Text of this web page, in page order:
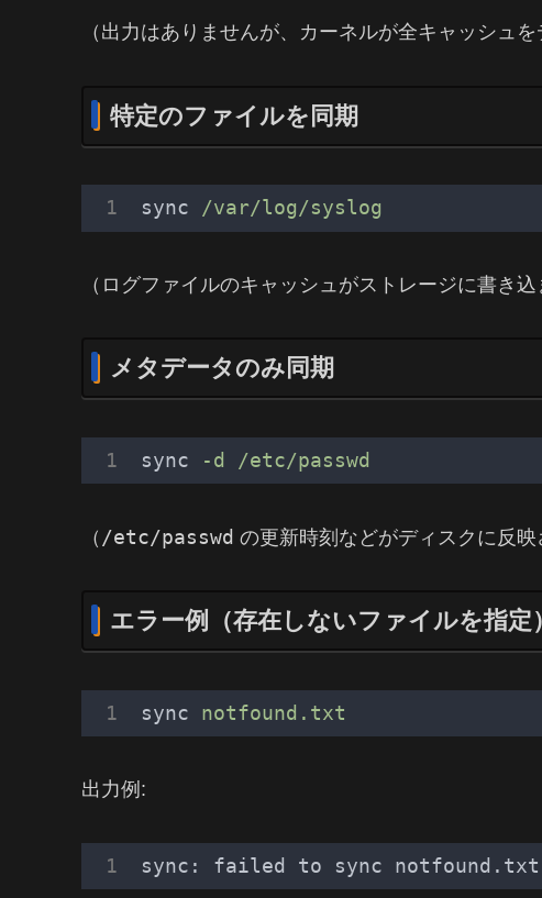
（出力はありませんが、カーネルが全キャッシュを
特定のファイルを同期
sync /var/log/syslog
（ログファイルのキャッシュがストレージに書き込
メタデータのみ同期
sync -d /etc/passwd
（ /etc/passwd の更新時刻などがディスクに反映
エラー例（存在しないファイルを指定）
sync notfound.txt
出力例:
sync: failed to sync